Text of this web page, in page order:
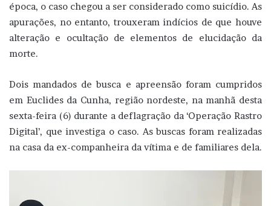
época, o caso chegou a ser considerado como suicídio. As
apurações, no entanto, trouxeram indícios de que houve
alteração e ocultação de elementos de elucidação da
morte.
Dois mandados de busca e apreensão foram cumpridos
em Euclides da Cunha, região nordeste, na manhã desta
sexta-feira (6) durante a deflagração da ‘Operação Rastro
Digital’, que investiga o caso. As buscas foram realizadas
na casa da ex-companheira da vítima e de familiares dela.